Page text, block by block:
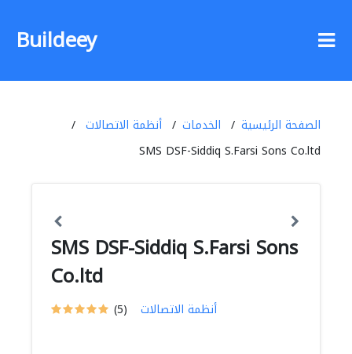
Buildeey
الصفحة الرئيسية الخدمات
أنظمة الاتصالات
SMS DSF-Siddiq S.Farsi Sons Co.ltd
SMS DSF-Siddiq S.Farsi Sons
Co.ltd
(5) أنظمة الاتصالات